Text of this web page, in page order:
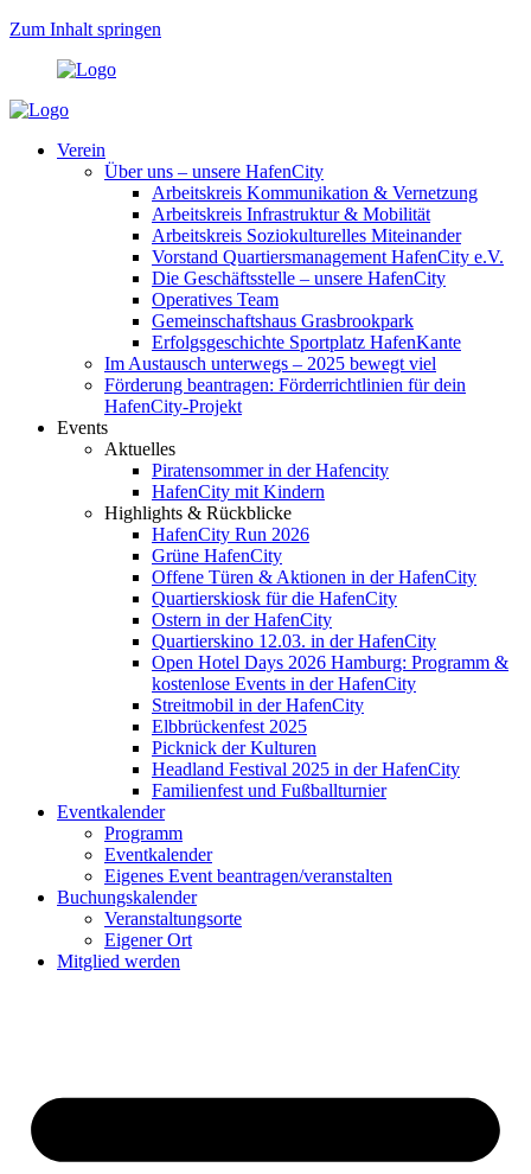
Zum Inhalt springen
Verein
Über uns – unsere HafenCity
Arbeitskreis Kommunikation & Vernetzung
Arbeitskreis Infrastruktur & Mobilität
Arbeitskreis Soziokulturelles Miteinander
Vorstand Quartiersmanagement HafenCity e.V.
Die Geschäftsstelle – unsere HafenCity
Operatives Team
Gemeinschaftshaus Grasbrookpark
Erfolgsgeschichte Sportplatz HafenKante
Im Austausch unterwegs – 2025 bewegt viel
Förderung beantragen: Förderrichtlinien für dein
HafenCity-Projekt
Events
Aktuelles
Piratensommer in der Hafencity
HafenCity mit Kindern
Highlights & Rückblicke
HafenCity Run 2026
Grüne HafenCity
Offene Türen & Aktionen in der HafenCity
Quartierskiosk für die HafenCity
Ostern in der HafenCity
Quartierskino 12.03. in der HafenCity
Open Hotel Days 2026 Hamburg: Programm &
kostenlose Events in der HafenCity
Streitmobil in der HafenCity
Elbbrückenfest 2025
Picknick der Kulturen
Headland Festival 2025 in der HafenCity
Familienfest und Fußballturnier
Eventkalender
Programm
Eventkalender
Eigenes Event beantragen/veranstalten
Buchungskalender
Veranstaltungsorte
Eigener Ort
Mitglied werden